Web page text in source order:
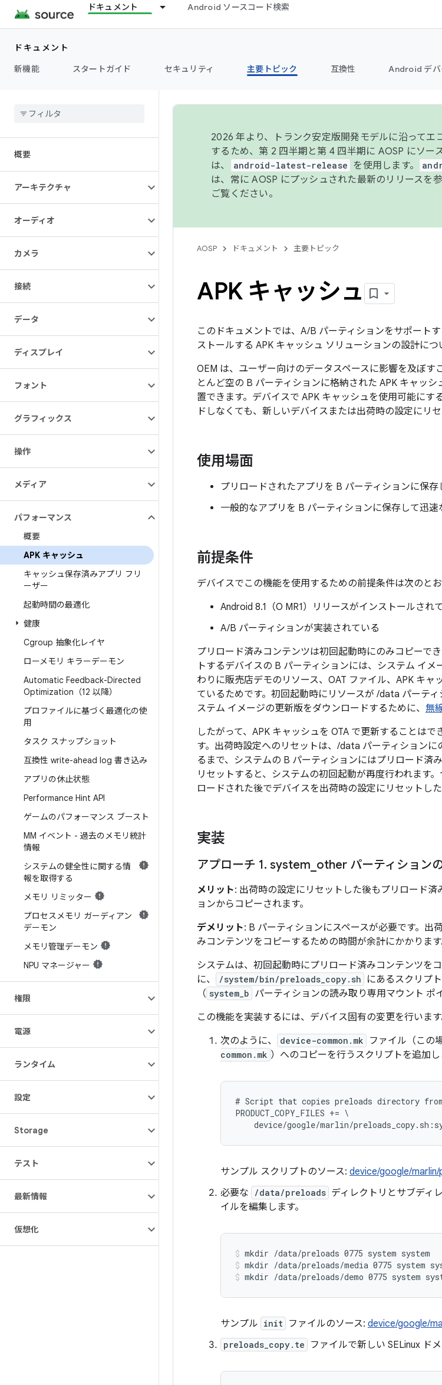
ドキュメント Android ソースコード検索
ドキュメント
新機能
スタートガイド セキュリティ 主要トピック 互換性 Android デバ
概要
アーキテクチャ
オーディオ
カメラ
接続
データ
ディスプレイ
フォント
グラフィックス
操作
メディア
パフォーマンス
概要
APK キャッシュ
キャッシュ保存済みアプリ フリ
ーザー
起動時間の最適化
健康
Cgroup 抽象化レイヤ
ローメモリ キラーデーモン
Automatic Feedback-Directed
Optimization（12 以降）
プロファイルに基づく最適化の使
用
タスク スナップショット
互換性 write-ahead log 書き込み
アプリの休止状態
Performance Hint API
ゲームのパフォーマンス ブースト
MM イベント - 過去のメモリ統計
情報
システムの健全性に関する情
報を取得する
メモリ リミッター
プロセスメモリ ガーディアン
デーモン
メモリ管理デーモン
NPU マネージャー
権限
電源
ランタイム
設定
Storage
テスト
最新情報
仮想化
2026 年より、トランク安定版開発モデルに沿って
するため、第 2 四半期と第 4 四半期に AOSP にソー
は、
android-latest-release を使用します。
は、常に AOSP にプッシュされた最新のリリースを
ご覧ください。
AOSP ドキュメント 主要トピック
APK キャッシュ
このドキュメントでは、A/B パーティションをサポート
ストールする APK キャッシュ ソリューションの設計につ
OEM は、ユーザー向けのデータスペースに影響を及ぼす
とんど空の B パーティションに格納された APK キャッ
置できます。デバイスで APK キャッシュを使用可能にす
ドしなくても、新しいデバイスまたは出荷時の設定にリ
使用場面
プリロードされたアプリを B パーティションに保
一般的なアプリを B パーティションに保存して迅速
前提条件
デバイスでこの機能を使用するための前提条件は次のとお
Android 8.1（O MR1）リリースがインストールされ
A/B パーティションが実装されている
プリロード済みコンテンツは初回起動時にのみコピーで
トするデバイスの B パーティションには、システム イ
わりに販売店デモのリソース、OAT ファイル、APK キ
ているためです。初回起動時にリソースが /data パーテ
ステム イメージの更新版をダウンロードするために、 無
したがって、APK キャッシュを OTA で更新することは
す。出荷時設定へのリセットは、/data パーティション
るまで、システムの B パーティションにはプリロード済
リセットすると、システムの初回起動が再度行われます
ロードされた後でデバイスを出荷時の設定にリセットし
実装
アプローチ 1. system other パーティション
メリット: 出荷時の設定にリセットした後もプリロード
ョンからコピーされます。
デメリット: B パーティションにスペースが必要です。
みコンテンツをコピーするための時間が余計にかかります
システムは、初回起動時にプリロード済みコンテンツを
に、
/system/bin/preloads_copy.sh
にあるスクリプ
（ system_b パーティションの読み取り専用マウント ポ
この機能を実装するには、デバイス固有の変更を行います
次のように、
device-common.mk ファイル（この
common.mk ）へのコピーを行うスクリプトを追加し
# Script that copies preloads directory
PRODUCT_COPY_FILES += \
サンプル スクリプトのソース: device/google/
必要な
/data/preloads ディレクトリとサブディ
イルを編集します。
mkdir /data/preloads 0775 system system
mkdir /data/preloads/media 0775 system
mkdir /data/preloads/demo 0775 system
サンプル init ファイルのソース: device/google/
preloads_copy.te ファイルで新しい SELinux ド